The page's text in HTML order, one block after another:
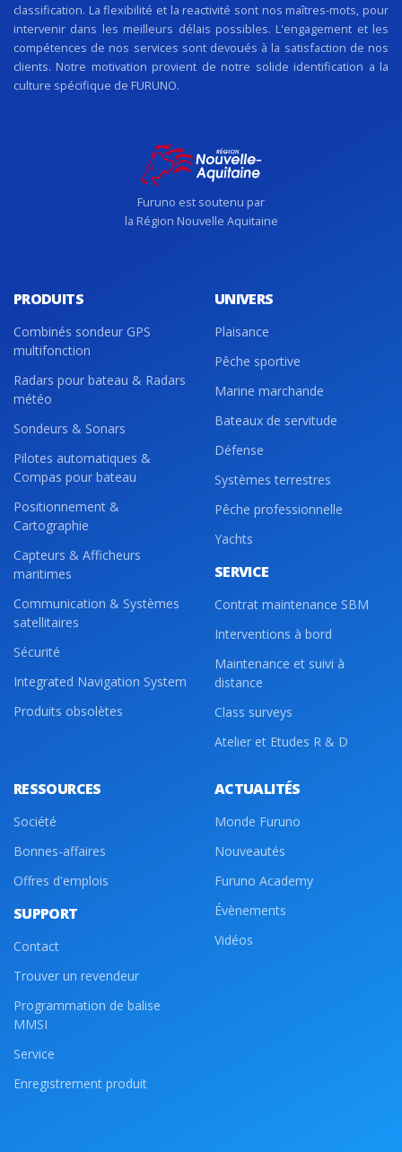
classification. La flexibilité et la reactivité sont nos maîtres-mots, pour
intervenir dans les meilleurs délais possibles. L'engagement et les
compétences de nos services sont devoués à la satisfaction de nos
clients. Notre motivation provient de notre solide identification a la
culture spécifique de FURUNO.
Furuno est soutenu par
la Région Nouvelle Aquitaine
PRODUITS
Combinés sondeur GPS
multifonction
Radars pour bateau & Radars
météo
Sondeurs & Sonars
Pilotes automatiques &
Compas pour bateau
Positionnement &
Cartographie
Capteurs & Afficheurs
maritimes
Communication & Systèmes
satellitaires
Sécurité
Integrated Navigation System
Produits obsolètes
UNIVERS
Plaisance
Pêche sportive
Marine marchande
Bateaux de servitude
Défense
Systèmes terrestres
Pêche professionnelle
Yachts
SERVICE
Contrat maintenance SBM
Interventions à bord
Maintenance et suivi à
distance
Class surveys
Atelier et Etudes R & D
RESSOURCES
Société
Bonnes-affaires
Offres d'emplois
SUPPORT
Contact
Trouver un revendeur
Programmation de balise
MMSI
Service
Enregistrement produit
ACTUALITÉS
Monde Furuno
Nouveautés
Furuno Academy
Évènements
Vidéos